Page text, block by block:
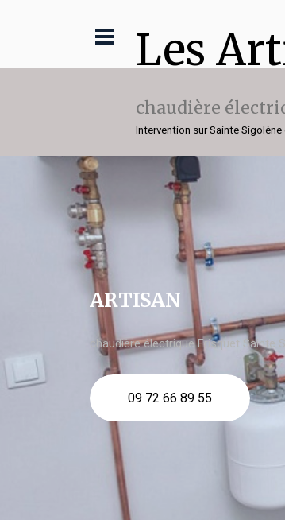
Les
chaudière
Intervention sur Sainte Sigolène
ARTISAN
chaudière électrique Frisquet Sainte
09 72 66 89 55